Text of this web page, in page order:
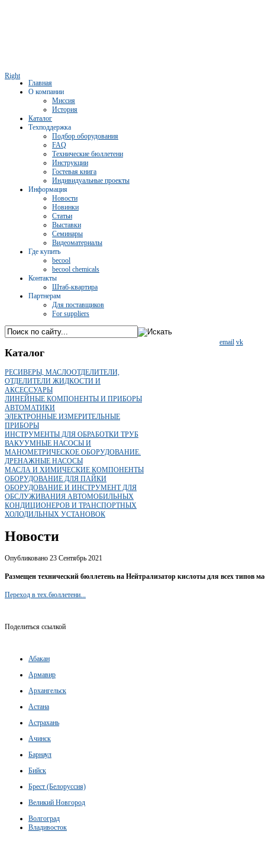
Right
Главная
О компании
Миссия
История
Каталог
Техподдержка
Подбор оборудования
FAQ
Технические бюллетени
Инструкции
Гостевая книга
Индивидуальные проекты
Информация
Новости
Новинки
Статьи
Выставки
Семинары
Видеоматериалы
Где купить
becool
becool chemicals
Контакты
Штаб-квартира
Партнерам
Для поставщиков
For suppliers
email vk
Каталог
РЕСИВЕРЫ, МАСЛООТДЕЛИТЕЛИ,
ОТДЕЛИТЕЛИ ЖИДКОСТИ И
АКСЕССУАРЫ
ЛИНЕЙНЫЕ КОМПОНЕНТЫ И ПРИБОРЫ
АВТОМАТИКИ
ЭЛЕКТРОННЫЕ ИЗМЕРИТЕЛЬНЫЕ
ПРИБОРЫ
ИНСТРУМЕНТЫ ДЛЯ ОБРАБОТКИ ТРУБ
ВАКУУМНЫЕ НАСОСЫ И
МАНОМЕТРИЧЕСКОЕ ОБОРУДОВАНИЕ.
ДРЕНАЖНЫЕ НАСОСЫ
МАСЛА И ХИМИЧЕСКИЕ КОМПОНЕНТЫ
ОБОРУДОВАНИЕ ДЛЯ ПАЙКИ
ОБОРУДОВАНИЕ И ИНСТРУМЕНТ ДЛЯ
ОБСЛУЖИВАНИЯ АВТОМОБИЛЬНЫХ
КОНДИЦИОНЕРОВ И ТРАНСПОРТНЫХ
ХОЛОДИЛЬНЫХ УСТАНОВОК
Новости
Опубликовано 23 Сентябрь 2021
Размещен технический бюллетень на Нейтрализатор кислоты для всех типов
Переход в тех.бюллетени...
Поделиться ссылкой
Абакан
Армавир
Архангельск
Астана
Астрахань
Ачинск
Барнаул
Бийск
Брест (Белоруссия)
Великий Новгород
Волгоград
Владивосток